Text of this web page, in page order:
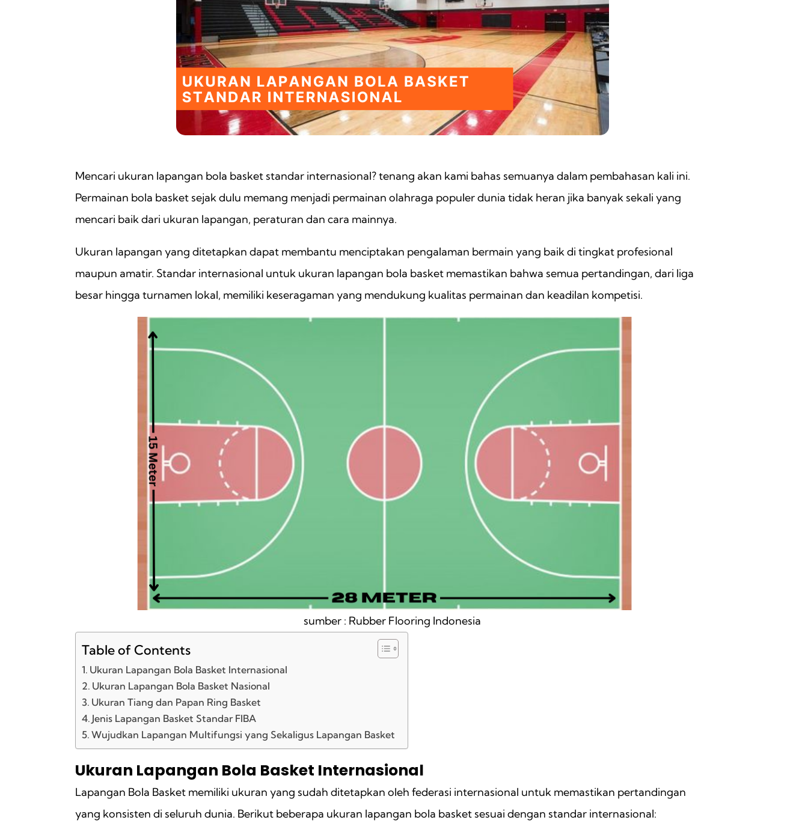
Mencari ukuran lapangan bola basket standar internasional? tenang akan kami bahas semuanya dalam pembahasan kali ini.
Permainan bola basket sejak dulu memang menjadi permainan olahraga populer dunia tidak heran jika banyak sekali yang
mencari baik dari ukuran lapangan, peraturan dan cara mainnya.
Ukuran lapangan yang ditetapkan dapat membantu menciptakan pengalaman bermain yang baik di tingkat profesional
maupun amatir. Standar internasional untuk ukuran lapangan bola basket memastikan bahwa semua pertandingan, dari liga
besar hingga turnamen lokal, memiliki keseragaman yang mendukung kualitas permainan dan keadilan kompetisi.
sumber : Rubber Flooring Indonesia
Table of Contents
Ukuran Lapangan Bola Basket Internasional
Ukuran Lapangan Bola Basket Nasional
Ukuran Tiang dan Papan Ring Basket
Jenis Lapangan Basket Standar FIBA
Wujudkan Lapangan Multifungsi yang Sekaligus Lapangan Basket
Ukuran Lapangan Bola Basket Internasional
Lapangan Bola Basket memiliki ukuran yang sudah ditetapkan oleh federasi internasional untuk memastikan pertandingan
yang konsisten di seluruh dunia. Berikut beberapa ukuran lapangan bola basket sesuai dengan standar internasional: